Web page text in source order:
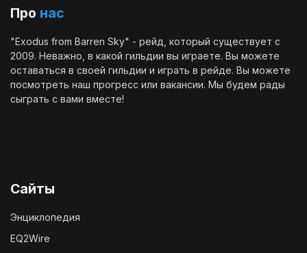
Про нас
"Exodus from Barren Sky" - рейд, который существует с
2009. Неважно, в какой гильдии вы играете. Вы можете
оставаться в своей гильдии и играть в рейде. Вы можете
посмотреть наш прогресс или вакансии. Мы будем рады
сыграть с вами вместе!
Сайты
Энциклопедия
EQ2Wire